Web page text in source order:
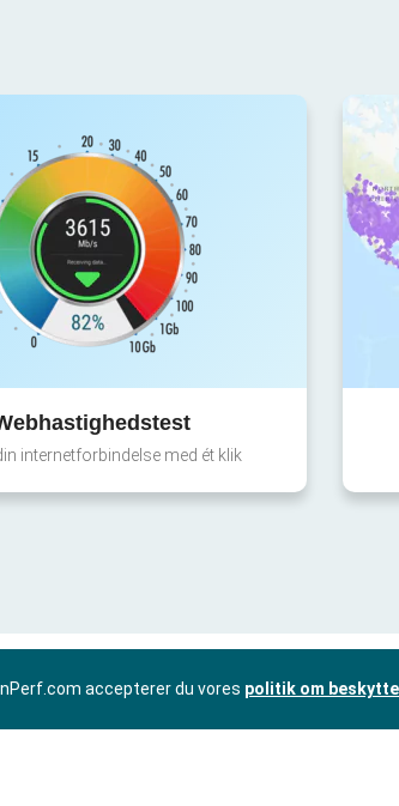
internetforbindelse med ét klik
accepterer du vores politik om